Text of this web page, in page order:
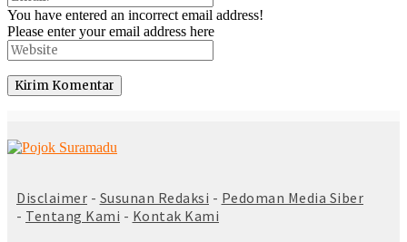
You have entered an incorrect email address!
Please enter your email address here
Disclaimer - Susunan Redaksi - Pedoman Media Siber
- Tentang Kami - Kontak Kami